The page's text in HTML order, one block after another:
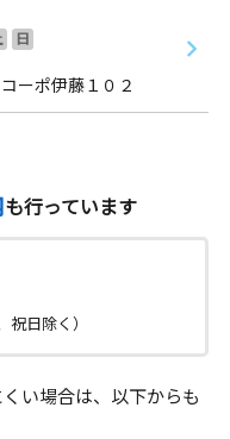
日
ーポ伊藤１０２
も行っています
日除く）
い場合は、以下からも